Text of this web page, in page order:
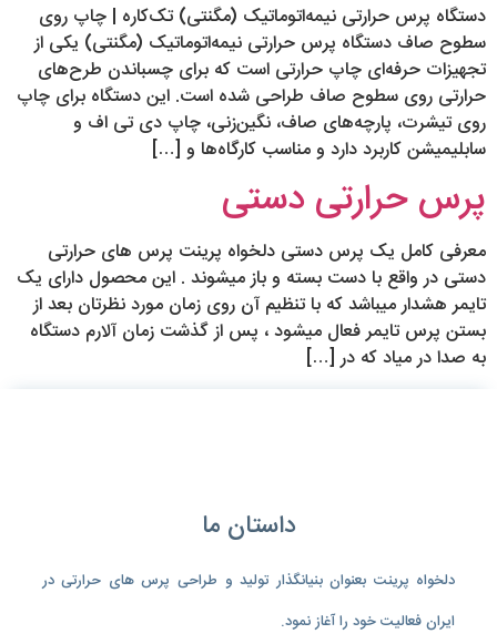
دستگاه پرس حرارتی نیمه‌اتوماتیک (مگنتی) تک‌کاره | چاپ روی
سطوح صاف دستگاه پرس حرارتی نیمه‌اتوماتیک (مگنتی) یکی از
تجهیزات حرفه‌ای چاپ حرارتی است که برای چسباندن طرح‌های
حرارتی روی سطوح صاف طراحی شده است. این دستگاه برای چاپ
روی تیشرت، پارچه‌های صاف، نگین‌زنی، چاپ دی تی اف و
سابلیمیشن کاربرد دارد و مناسب کارگاه‌ها و […]
پرس حرارتی دستی
معرفی کامل یک پرس دستی دلخواه پرینت پرس های حرارتی
دستی در واقع با دست بسته و باز میشوند . این محصول دارای یک
تایمر هشدار میباشد که با تنظیم آن روی زمان مورد نظرتان بعد از
بستن پرس تایمر فعال میشود ، پس از گذشت زمان آلارم دستگاه
به صدا در میاد که در […]
داستان ما
دلخواه پرینت بعنوان بنیانگذار تولید و طراحی پرس های حرارتی در
ایران فعالیت خود را آغاز نمود.